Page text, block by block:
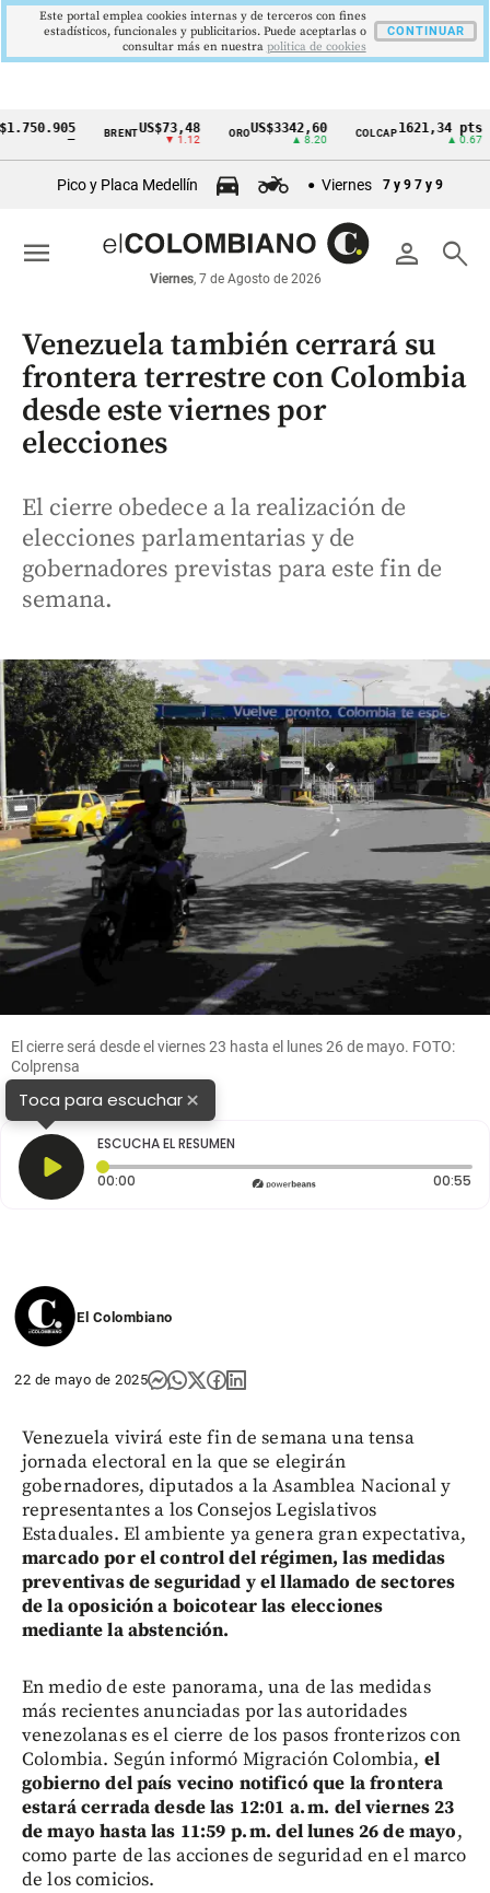
Cintillo
económicos
Colombia
BRENT US$73,48
▼ 1.12
ORO US$3342,60
▲ 8.20
COLCAP1621,34 pts
Pico y Placa Medellín Viernes 7 y 9 7 y 9
person search
Viernes, 7 de Agosto de 2026
menu
Venezuela también cerrará su
frontera terrestre con Colombia
desde este viernes por
elecciones
El cierre obedece a la realización de
elecciones parlamentarias y de
gobernadores previstas para este fin de
semana.
El cierre será desde el viernes 23 hasta el lunes 26 de mayo. FOTO:
Colprensa
Toca para escuchar×
ESCUCHA EL RESUMEN
00:00 Tiempo transcurrido: 0 segundos 00:55
El Colombiano
22 de mayo de 2025
Venezuela vivirá este fin de semana una tensa
jornada electoral en la que se elegirán
gobernadores, diputados a la Asamblea Nacional y
representantes a los Consejos Legislativos
Estaduales. El ambiente ya genera gran expectativa,
marcado por el control del régimen, las medidas
preventivas de seguridad y el llamado de sectores
de la oposición a boicotear las elecciones
mediante la abstención.
En medio de este panorama, una de las medidas
más recientes anunciadas por las autoridades
venezolanas es el cierre de los pasos fronterizos con
Colombia. Según informó Migración Colombia, el
gobierno del país vecino notificó que la frontera
estará cerrada desde las 12:01 a. m. del viernes 23
de mayo hasta las 11:59 p. m. del lunes 26 de mayo,
como parte de las acciones de seguridad en el marco
de los comicios.
Este portal emplea cookies internas y de terceros con fines
estadísticos, funcionales y publicitarios. Puede aceptarlas o
consultar más en nuestra politica de cookies
CONTINUAR